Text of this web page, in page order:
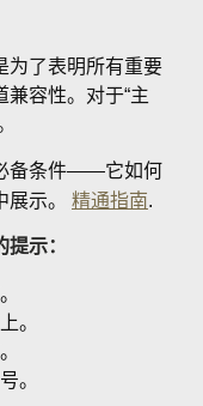
为了表明所有重要
容性。对于“主
备条件——它如何
展示。 精通指南.
示：
。
。